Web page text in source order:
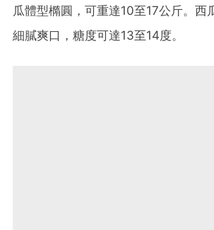
瓜體型橢圓，可重達10至17公斤。西
細膩爽口，糖度可達13至14度。